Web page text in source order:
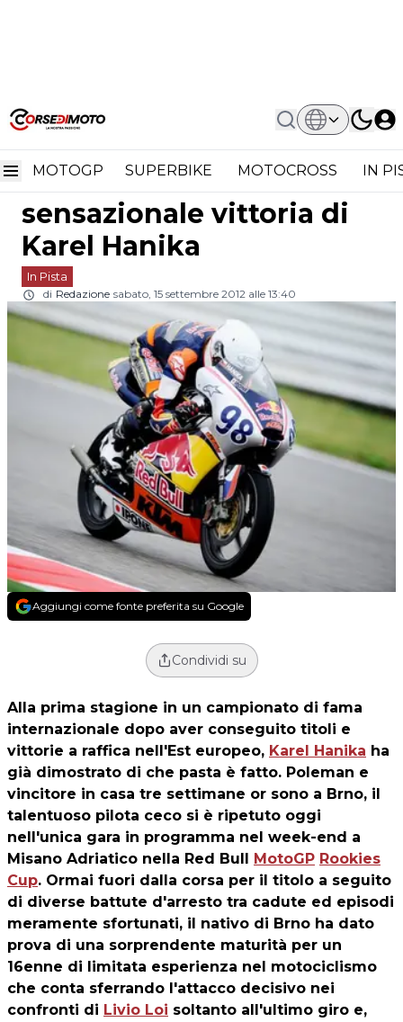
MOTOGP SUPERBIKE MOTOCROSS IN
Home In Pista
Red Bull Rookies Cup Misano Gara:
Red Bull Rookies Cup
Misano Gara:
sensazionale vittoria di
Karel Hanika
In Pista
di Redazione sabato, 15 settembre 2012 alle 13:40
Aggiungi come fonte preferita su Google
Condividi su
Alla prima stagione in un campionato di fama
internazionale dopo aver conseguito titoli e
vittorie a raffica nell'Est europeo, Karel Hanika ha
già dimostrato di che pasta è fatto. Poleman e
vincitore in casa tre settimane or sono a Brno, il
talentuoso pilota ceco si è ripetuto oggi
nell'unica gara in programma nel week-end a
Misano Adriatico nella Red Bull
MotoGP Rookies
Cup. Ormai fuori dalla corsa per il titolo a seguito
di diverse battute d'arresto tra cadute ed episodi
meramente sfortunati, il nativo di Brno ha dato
prova di una sorprendente maturità per un
16enne di limitata esperienza nel motociclismo
che conta sferrando l'attacco decisivo nei
confronti di Livio Loi soltanto all'ultimo giro e,